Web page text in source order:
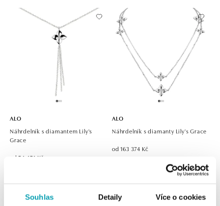
Souhlas Detaily Více o cookies
ALO
Náhrdelník s diamantem Lily's
Grace
od 54 474 Kč
ALO
Náhrdelník s diamanty Lily's Grace
od 163 374 Kč